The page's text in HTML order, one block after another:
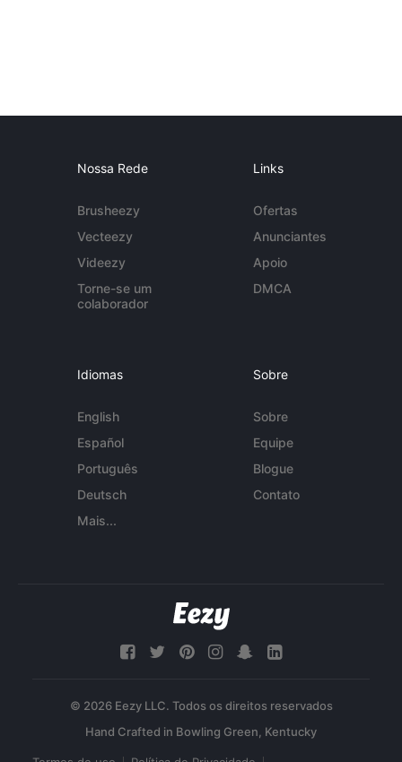
Nossa Rede
Brusheezy
Vecteezy
Videezy
Torne-se um
colaborador
Links
Ofertas
Anunciantes
Apoio
DMCA
Idiomas
English
Español
Português
Deutsch
Mais...
Sobre
Sobre
Equipe
Blogue
Contato
© 2026 Eezy LLC. Todos os direitos reservados